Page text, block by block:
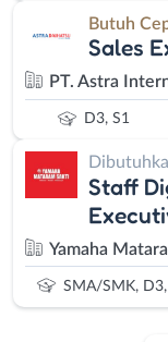
Butuh
Sales
PT. Astra
D3, S1
Staff
Yamaha
SMA/SMK, D3,